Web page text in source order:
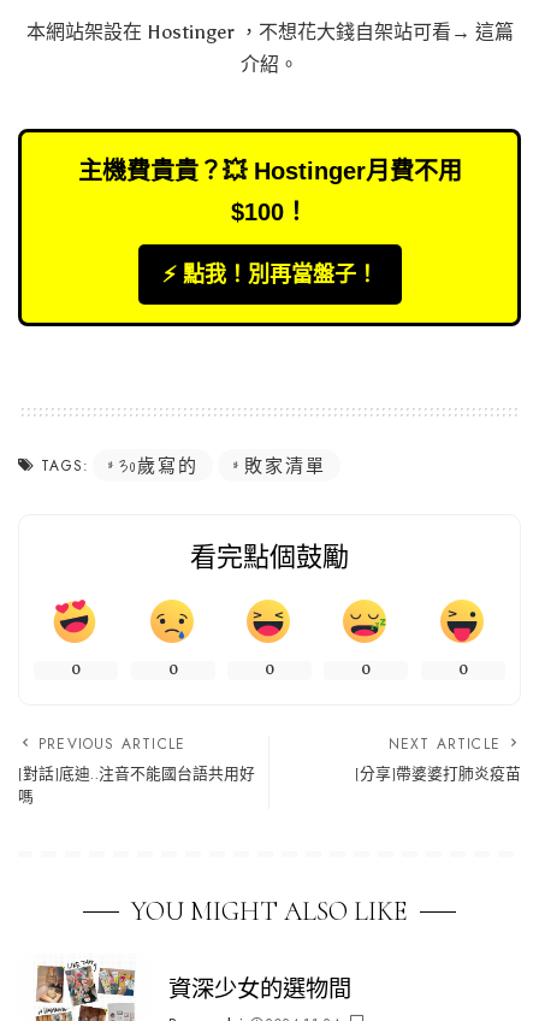
本網站架設在 Hostinger，不想花大錢自架站可看→ 這篇
介紹 。
主機費貴貴？💥 Hostinger月費不用
$100！
⚡️ 點我！別再當盤子！
TAGS: 30歲寫的 敗家清單
看完點個鼓勵
0 0 0 0 0
PREVIOUS ARTICLE
[對話]底迪..注音不能國台語共用好
嗎
NEXT ARTICLE
[分享]帶婆婆打肺炎疫苗
YOU MIGHT ALSO LIKE
資深少女的選物間